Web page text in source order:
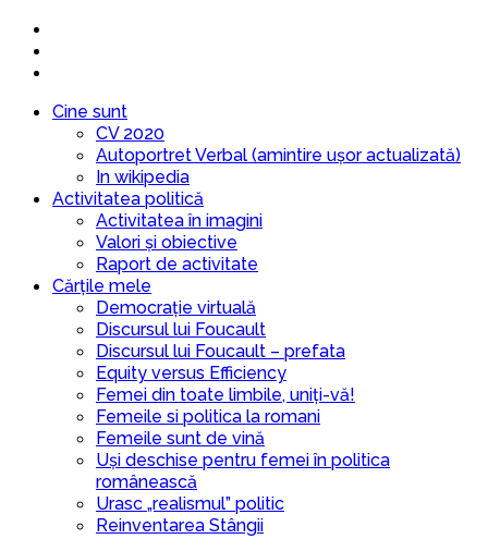
Cine sunt
CV 2020
Autoportret Verbal (amintire ușor actualizată)
In wikipedia
Activitatea politică
Activitatea în imagini
Valori și obiective
Raport de activitate
Cărțile mele
Democrație virtuală
Discursul lui Foucault
Discursul lui Foucault – prefata
Equity versus Efficiency
Femei din toate limbile, uniți-vă!
Femeile si politica la romani
Femeile sunt de vină
Uși deschise pentru femei în politica
românească
Urasc „realismul” politic
Reinventarea Stângii